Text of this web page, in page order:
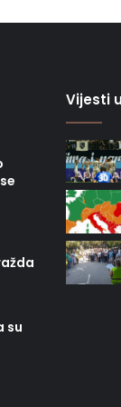
su
Vijesti